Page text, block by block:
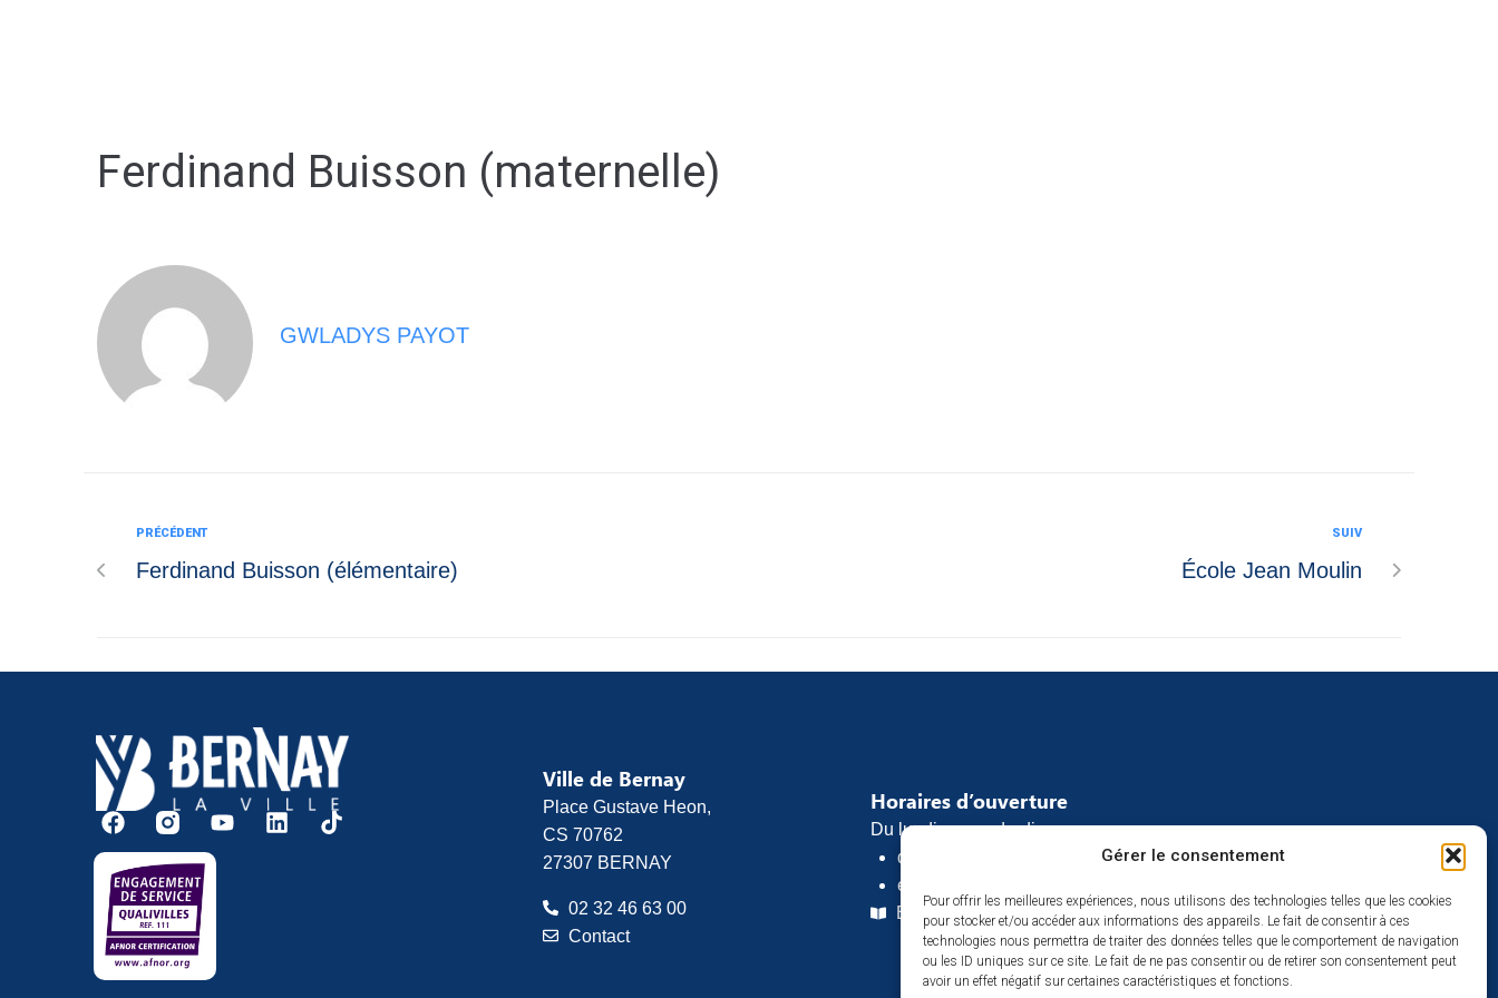
Gérer le consentement
Pour offrir les meilleures expériences, nous utilisons des technologies telles que les cookies
pour stocker et/ou accéder aux informations des appareils. Le fait de consentir à ces
technologies nous permettra de traiter des données telles que le comportement de navigation
ou les ID uniques sur ce site. Le fait de ne pas consentir ou de retirer son consentement peut
avoir un effet négatif sur certaines caractéristiques et fonctions.
Ferdinand Buisson (maternelle)
GWLADYS PAYOT
PRÉCÉDENT
Ferdinand Buisson (élémentaire)
SUIV
École Jean Moulin
Ville de Bernay
Place Gustave Heon,
CS 70762
27307 BERNAY
02 32 46 63 00
Contact
Horaires d’ouverture
Du lundi au vendredi :
de 8h30 à 12h
et de 13h30 à 17h
Espace presse